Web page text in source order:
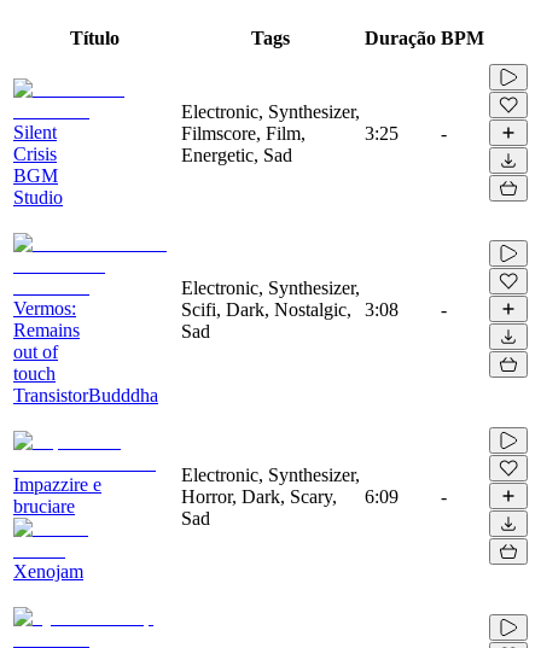
Título Tags Duração BPM
Silent
Crisis
BGM
Studio
Electronic, Synthesizer,
Filmscore, Film,
Energetic, Sad
3:25 -
Vermos:
Remains
out of
touch
TransistorBudddha
Electronic, Synthesizer,
Scifi, Dark, Nostalgic,
Sad
3:08 -
Impazzire e
bruciare
Xenojam
Electronic, Synthesizer,
Horror, Dark, Scary,
Sad
6:09 -